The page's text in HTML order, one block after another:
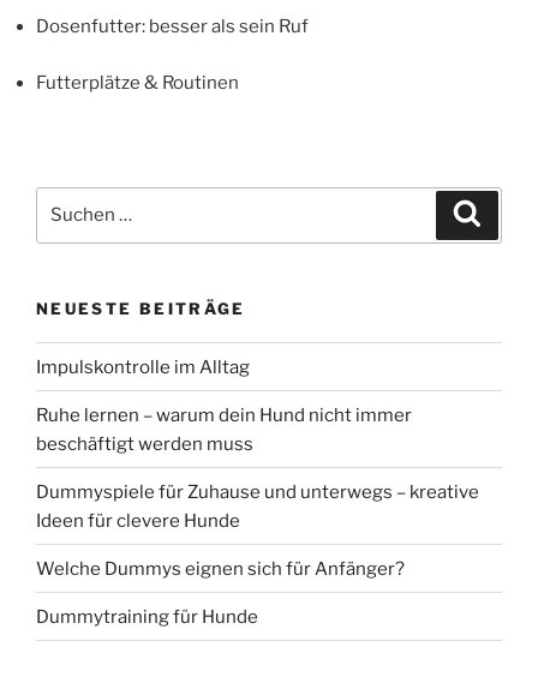
Dosenfutter: besser als sein Ruf
Futterplätze & Routinen
nach:
NEUESTE BEITRÄGE
Impulskontrolle im Alltag
Ruhe lernen – warum dein Hund nicht immer
beschäftigt werden muss
Dummyspiele für Zuhause und unterwegs – kreative
Ideen für clevere Hunde
Welche Dummys eignen sich für Anfänger?
Dummytraining für Hunde